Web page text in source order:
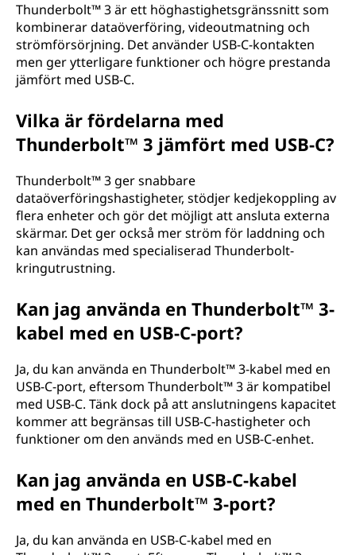
Thunderbolt™ 3 är ett höghastighetsgränssnitt som
kombinerar dataöverföring, videoutmatning och
strömförsörjning. Det använder USB-C-kontakten
men ger ytterligare funktioner och högre prestanda
jämfört med USB-C.
Vilka är fördelarna med
Thunderbolt™ 3 jämfört med USB-C?
Thunderbolt™ 3 ger snabbare
dataöverföringshastigheter, stödjer kedjekoppling av
flera enheter och gör det möjligt att ansluta externa
skärmar. Det ger också mer ström för laddning och
kan användas med specialiserad Thunderbolt-
kringutrustning.
Kan jag använda en Thunderbolt™ 3-
kabel med en USB-C-port?
Ja, du kan använda en Thunderbolt™ 3-kabel med en
USB-C-port, eftersom Thunderbolt™ 3 är kompatibel
med USB-C. Tänk dock på att anslutningens kapacitet
kommer att begränsas till USB-C-hastigheter och
funktioner om den används med en USB-C-enhet.
Kan jag använda en USB-C-kabel
med en Thunderbolt™ 3-port?
Ja, du kan använda en USB-C-kabel med en